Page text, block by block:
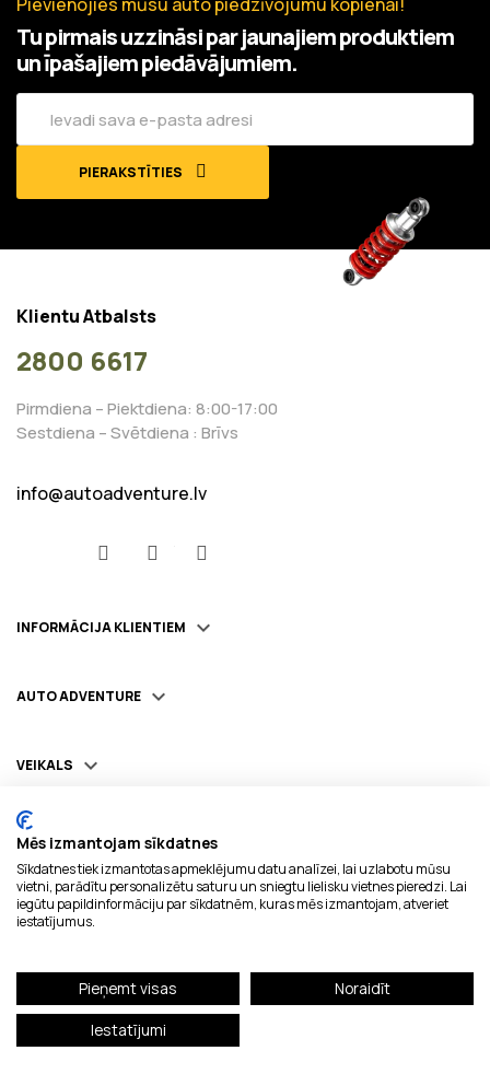
Pievienojies mūsu auto piedzīvojumu kopienai!
Tu pirmais uzzināsi par jaunajiem produktiem
un īpašajiem piedāvājumiem.
PIERAKSTĪTIES
Klientu Atbalsts
2800 6617
Pirmdiena – Piektdiena: 8:00-17:00
Sestdiena – Svētdiena : Brīvs
info@autoadventure.lv
INFORMĀCIJA KLIENTIEM 
AUTO ADVENTURE 
VEIKALS 
FacebookYouTube
Piegādājam ar:
Droši maksājumi:
© AUTO ADVENTURE 2023. Visas tiesības aizsargātas
Mēs izmantojam sīkdatnes
Sīkdatnes tiek izmantotas apmeklējumu datu analīzei, lai uzlabotu mūsu
vietni, parādītu personalizētu saturu un sniegtu lielisku vietnes pieredzi. Lai
iegūtu papildinformāciju par sīkdatnēm, kuras mēs izmantojam, atveriet
iestatījumus.
Pieņemt visas
Noraidīt
Iestatījumi